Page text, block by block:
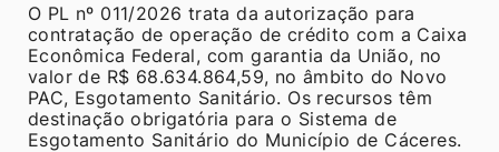
O PL nº 011/2026 trata da autorização para
contratação de operação de crédito com a Caixa
Econômica Federal, com garantia da União, no
valor de R$ 68.634.864,59, no âmbito do Novo
PAC, Esgotamento Sanitário. Os recursos têm
destinação obrigatória para o Sistema de
Esgotamento Sanitário do Município de Cáceres.